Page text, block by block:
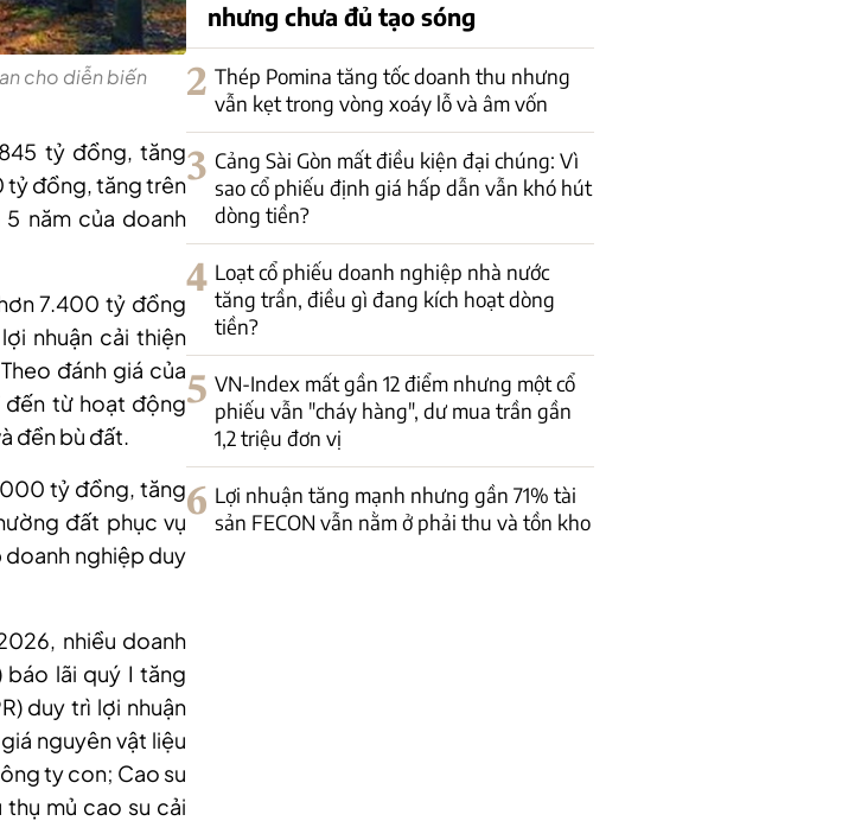
cho diễn biến
tỷ đồng, tăng
tỷ đồng, tăng trên
năm của doanh
7.400 tỷ đồng
nhuận cải thiện
đánh giá của
đến từ hoạt động
đền bù đất.
tỷ đồng, tăng
đất phục vụ
doanh nghiệp duy
nhiều doanh
báo lãi quý I tăng
duy trì lợi nhuận
nguyên vật liệu
ty con; Cao su
thụ mủ cao su cải
nhưng chưa đủ tạo sóng
2 Thép Pomina tăng tốc doanh thu nhưng
vẫn kẹt trong vòng xoáy lỗ và âm vốn
3 Cảng Sài Gòn mất điều kiện đại chúng: Vì
sao cổ phiếu định giá hấp dẫn vẫn khó hút
dòng tiền?
4 Loạt cổ phiếu doanh nghiệp nhà nước
tăng trần, điều gì đang kích hoạt dòng
tiền?
5 VN-Index mất gần 12 điểm nhưng một cổ
phiếu vẫn "cháy hàng", dư mua trần gần
1,2 triệu đơn vị
6 Lợi nhuận tăng mạnh nhưng gần 71% tài
sản FECON vẫn nằm ở phải thu và tồn kho